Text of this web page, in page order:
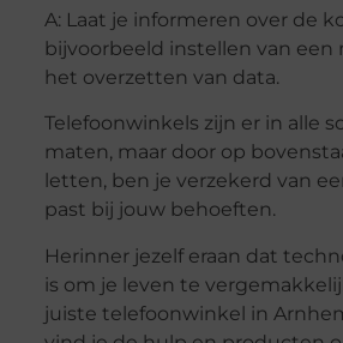
A: Laat je informeren over de
bijvoorbeeld instellen van een
het overzetten van data.
Telefoonwinkels zijn er in alle
maten, maar door op
letten, ben je verzekerd van
past bij jouw behoeften.
Herinner jezelf eraan dat
is om je leven te
juiste telefoonwinkel in